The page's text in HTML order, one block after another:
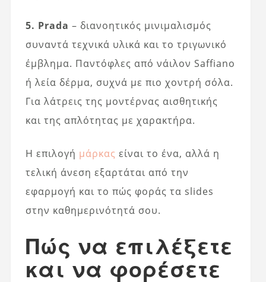
5. Prada – διανοητικός μινιμαλισμός
συναντά τεχνικά υλικά και το τριγωνικό
έμβλημα. Παντόφλες από νάιλον Saffiano
ή λεία δέρμα, συχνά με πιο χοντρή σόλα.
Για λάτρεις της μοντέρνας αισθητικής
και της απλότητας με χαρακτήρα.
Η επιλογή μάρκας είναι το ένα, αλλά η
τελική άνεση εξαρτάται από την
εφαρμογή και το πώς φοράς τα slides
στην καθημερινότητά σου.
Πώς να επιλέξετε
και να φορέσετε